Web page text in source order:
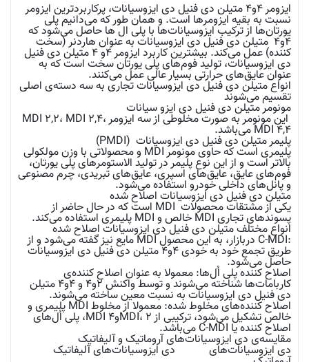
ایزومر ۴و۴ متیلن دی فنیل دی ایزوسیانات، پرکاربردترین ایزومر
نسبت به بقیه ایزومرها است. و همان طور که می‌دانیم پلی
یورتان‌ها از ترکیب ایزوسیانات‌ها با پلی ال ها حاصل می‌شود که
۴و۴ متیلن دی فنیل دی ایزوسیانات به عنوان هاردنر (سخت
کننده) عمل می‌کند. بیشترین کاربرد ایزومر ۴و ۴ متیلن دی فنیل
دی ایزوسیانات، تولید فوم‌های پلی یورتان سخت است که به
عنوان عایق‌های حرارتی بسیار عالی عمل می‌کنند.
انواع متیلن دی فنیل دی ایزوسیانات تجاری به سه دسته‌ی اصلی
تقسیم می‌شوند
مونومر متیلن دی فنیل دی ایزو سیانات
این مونومر به صورت مخلوطی از سه ایزومر MDI 2,2، MDI 2,4،
MDI 4,4 می‌باشد.
پلیمر متیلن دی فنیل دی ایزوسیانات (PMDI
)
پلیمری است که حاوی مونومر MDI و محصولاتی با وزن مولکولی
بالاتر است و از این نوع پلیمر در تولید الاستومرهای پلی یورتان،
فوم‌های عایق، عایق‌های اسپری، عایق‌های تبریدی، چرم مصنوعی
و پانل‌های داخلی خودرو استفاده می‌شود.
متیلن دی فنیل دی ایزوسیانات اصلاح شده
یکی از مشتقات محصولات MDI است که در حال حاضر از
پسوندهای تجاری MDI خالص و MDI پلیمری استفاده می‌کند.
انواع مختلف متیلن دی فنیل دی ایزوسیانات اصلاح شده
:C-MDI دربازار، به این محصول MDI مایع نیز گفته می‌شود و از
طریق تجمع خود به خودی 4و4 متیلن دی فنیل دی ایزوسیانات
حاصل می‌شود.
اصلاح کننده پلی اُل‌ها: معمولا به عنوان اصلاح کننده‌ی
کاربامات‌ها شناخته می‌شوند و توسط واکنش ۲و۴ و ۴و۴ متیلن
دی فنیل دی ایزوسیانات به نسبت معین ساخته می‌شوند.
اصلاح کننده‌های مخلوط شده: معمولا از مخلوط MDI پلیمری و
خالص تشکیل می‌شود، ترکیبی از MDI، 2و4 MDI، پلی اُل‌های
اصلاح کننده یا C-MDI می‌باشد.
مقایسه‌ی دی ایزوسیانات‌های آروماتیک و آلیفاتیک
دی ایزوسیانات‌های
دی ایزوسیانات‌های آلیفاتیک